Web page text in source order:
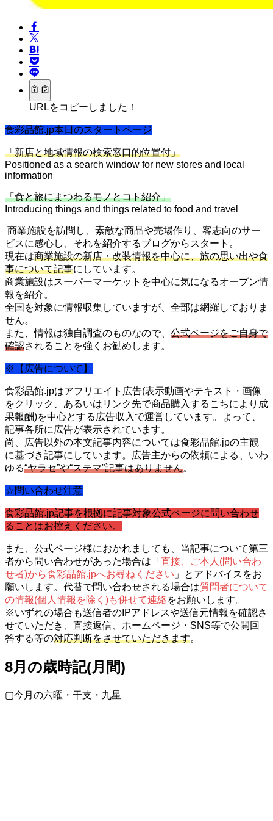
URLをコピーしました！
食彩品館.jp本日のスタートページ
「新店と地域情報の検索窓口的位置付」
Positioned as a search window for new stores and local
information
「食と旅にまつわるモノとコト紹介」
Introducing things and things related to food and travel
商業施設を訪問し、素敵な商品や売場作り、客志向のサー
ビスに感心し、それを紹介するブログからスタート。
現在は商業施設の新店・改装情報を中心に、旅の思い出や食
事について記事にしています。
商業施設はスーパーマーケットを中心に気になるオープン情
報を紹介。
全国を対象に情報収集していますが、全部は網羅しておりま
せん。
また、情報は独自調査のものなので、 公式ページをご自身で
確認されることを強くお勧めします。
※【広告について】
食彩品館.jpはアフリエイト広告(表示動画やテキスト・画像
をクリック、あるいはリンク先で商品購入するこちにより成
果報酬)を中心とする広告収入で運営しています。よって、
記事各所に広告が表示されています。
尚、広告以外の本文記事内容については食彩品館.jpの主観
に基づき記事にしています。広告主からの依頼による、いわ
ゆる“ヤラセ”や“ステマ”記事はありません。
☆問い合わせ注意
食彩品館.jp記事を根拠に記事対象公式ページに問い合わせ
ることはお控えください。
また、公式ページ様におかれましても、当記事について第三
者から問い合わせがあった場合は「 直接、ご本人(問い合わ
せ者)から食彩品館.jpへお尋ねください 」とアドバイスをお
願いします。代替で問い合わせされる場合は質問者について
の情報(個人情報を除く)も併せて連絡をお願いします。
※いずれの場合も送信者のIPアドレスや送信元情報を確認さ
せていただき、直接返信、ホームページ・SNS等で公開回
答する等の対応判断をさせていただきます。
8月の歳時記(月間)
▢今月の六曜・干支・九星